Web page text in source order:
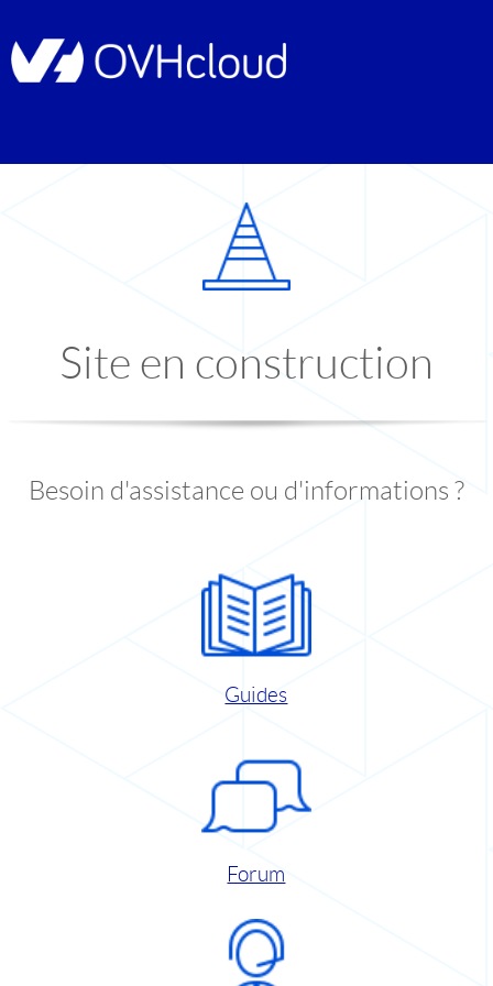
Site en construction
Besoin d'assistance ou d'informations ?
Guides
Forum